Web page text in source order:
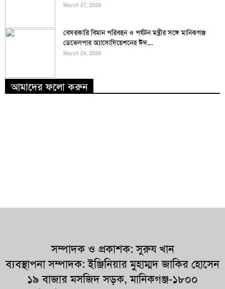
March 27, 2026
বেসরকারি বিমান পরিবহন ও পর্যটন মন্ত্রীর সঙ্গে মানিকগঞ্জ
ডেভেলপার অ্যাসোসিয়েশনের ঈদ...
March 24, 2026
আমাদের ফলো করুন
সম্পাদক ও প্রকাশক: সুরুয খান
ব্যবস্থাপনা সম্পাদক: ইঞ্জিনিয়ার মুহাম্মদ জাকির হোসেন
১৯ বাজার মসজিদ সড়ক, মানিকগঞ্জ-১৮০০